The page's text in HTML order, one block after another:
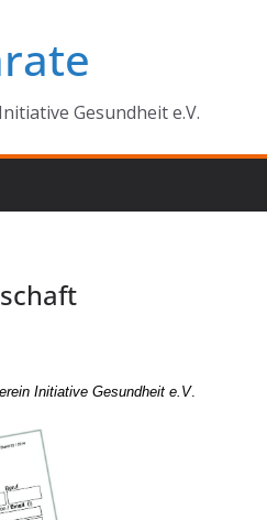
Gesundheit e.V.
Initiative Gesundheit e.V.